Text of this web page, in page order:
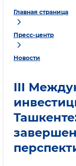
Главная страница
Пресс-центр
Новости
III